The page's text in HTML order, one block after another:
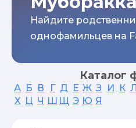
Найдите
однофамильцев на
Каталог
А Б В Г Д Е Ж З И К Л
Х Ц Ч Ш Щ Э Ю Я